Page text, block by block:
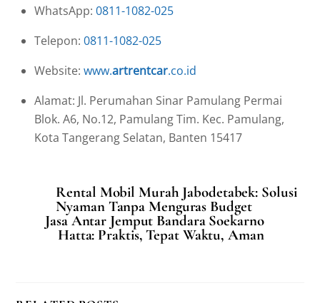
WhatsApp: 0811-1082-025
Telepon: 0811-1082-025
Website: www.artrentcar.co.id
Alamat: Jl. Perumahan Sinar Pamulang Permai
Blok. A6, No.12, Pamulang Tim. Kec. Pamulang,
Kota Tangerang Selatan, Banten 15417
Rental Mobil Murah Jabodetabek: Solusi
Nyaman Tanpa Menguras Budget
Jasa Antar Jemput Bandara Soekarno
Hatta: Praktis, Tepat Waktu, Aman